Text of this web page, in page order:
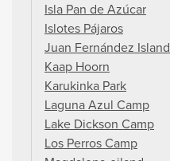
Isla Pan de Azúcar
Islotes Pájaros
Juan Fernández Island
Kaap Hoorn
Karukinka Park
Laguna Azul Camp
Lake Dickson Camp
Los Perros Camp